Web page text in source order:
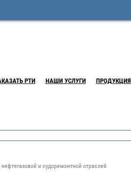
РТИ НАШИ УСЛУГИ ПРОДУКЦИЯ
и судоремонтной отраслей